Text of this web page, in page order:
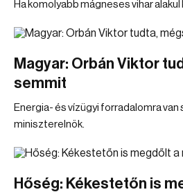
Ha komolyabb mágneses vihar alakul
Magyar: Orbán Viktor
semmit
Energia- és vízügyi forradalomra
miniszterelnök.
Hőség: Kékestetőn is